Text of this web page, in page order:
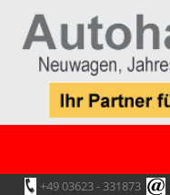
+49 03623 - 331873